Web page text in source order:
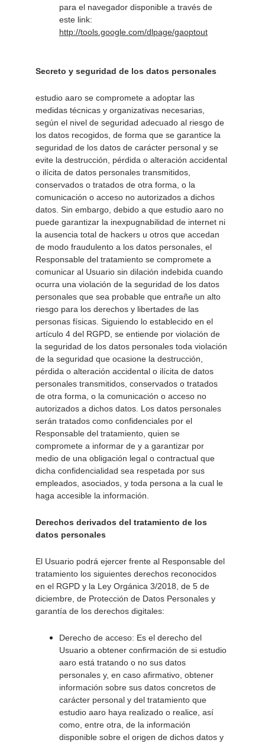
para el navegador disponible a través de
este link:
http://tools.google.com/dlpage/gaoptout
Secreto y seguridad de los datos personales
estudio aaro se compromete a adoptar las
medidas técnicas y organizativas necesarias,
según el nivel de seguridad adecuado al riesgo de
los datos recogidos, de forma que se garantice la
seguridad de los datos de carácter personal y se
evite la destrucción, pérdida o alteración accidental
o ilícita de datos personales transmitidos,
conservados o tratados de otra forma, o la
comunicación o acceso no autorizados a dichos
datos. Sin embargo, debido a que estudio aaro no
puede garantizar la inexpugnabilidad de internet ni
la ausencia total de hackers u otros que accedan
de modo fraudulento a los datos personales, el
Responsable del tratamiento se compromete a
comunicar al Usuario sin dilación indebida cuando
ocurra una violación de la seguridad de los datos
personales que sea probable que entrañe un alto
riesgo para los derechos y libertades de las
personas físicas. Siguiendo lo establecido en el
artículo 4 del RGPD, se entiende por violación de
la seguridad de los datos personales toda violación
de la seguridad que ocasione la destrucción,
pérdida o alteración accidental o ilícita de datos
personales transmitidos, conservados o tratados
de otra forma, o la comunicación o acceso no
autorizados a dichos datos. Los datos personales
serán tratados como confidenciales por el
Responsable del tratamiento, quien se
compromete a informar de y a garantizar por
medio de una obligación legal o contractual que
dicha confidencialidad sea respetada por sus
empleados, asociados, y toda persona a la cual le
haga accesible la información.
Derechos derivados del tratamiento de los
datos personales
El Usuario podrá ejercer frente al Responsable del
tratamiento los siguientes derechos reconocidos
en el RGPD y la Ley Orgánica 3/2018, de 5 de
diciembre, de Protección de Datos Personales y
garantía de los derechos digitales:
Derecho de acceso: Es el derecho del
Usuario a obtener confirmación de si estudio
aaro está tratando o no sus datos
personales y, en caso afirmativo, obtener
información sobre sus datos concretos de
carácter personal y del tratamiento que
estudio aaro haya realizado o realice, así
como, entre otra, de la información
disponible sobre el origen de dichos datos y